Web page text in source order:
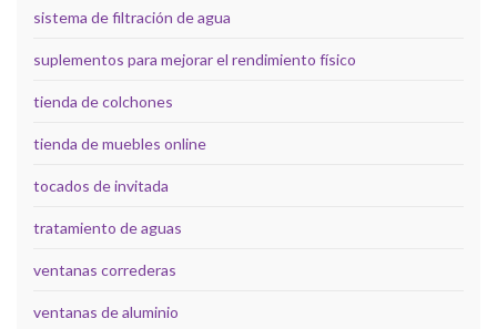
sistema de filtración de agua
suplementos para mejorar el rendimiento físico
tienda de colchones
tienda de muebles online
tocados de invitada
tratamiento de aguas
ventanas correderas
ventanas de aluminio